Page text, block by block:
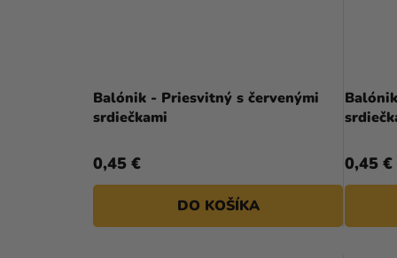
Balónik - Priesvitný s červenými
srdiečkami
hodnotenie
produktu
5
hviezdičiek.
0,45 €
DO KOŠÍKA
0,45 €